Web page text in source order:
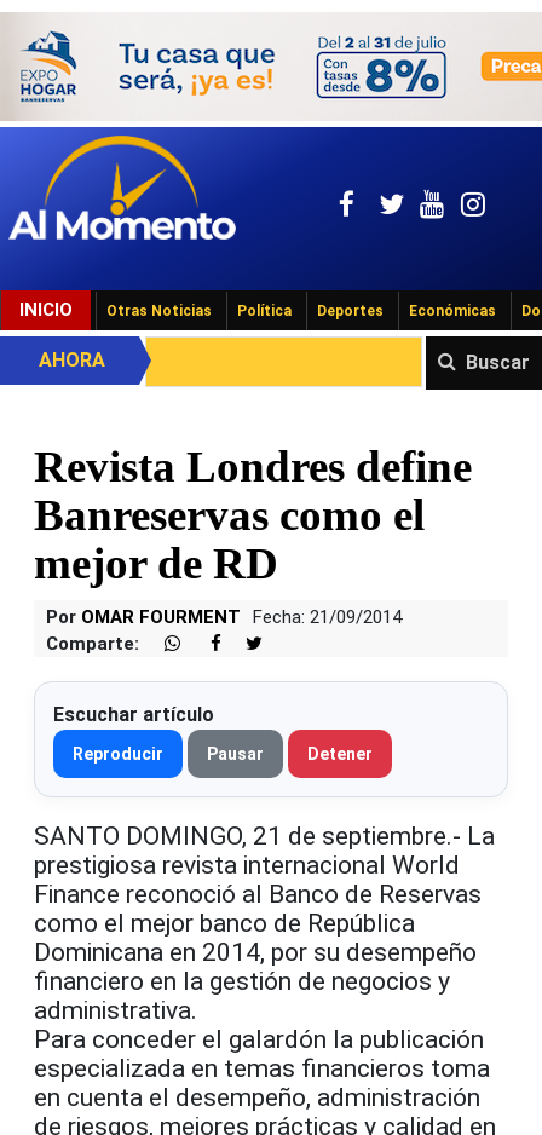
INICIO Otras Noticias Política Deportes Económicas
Buscar
AHORA
Revista Londres define
Banreservas como el
mejor de RD
Por OMAR FOURMENT
Fecha: 21/09/2014
Comparte:
Escuchar artículo
Reproducir Pausar Detener
SANTO DOMINGO, 21 de septiembre.- La
prestigiosa revista internacional World
Finance reconoció al Banco de Reservas
como el mejor banco de República
Dominicana en 2014, por su desempeño
financiero en la gestión de negocios y
administrativa.
Para conceder el galardón la publicación
especializada en temas financieros toma
en cuenta el desempeño, administración
de riesgos, mejores prácticas y calidad en